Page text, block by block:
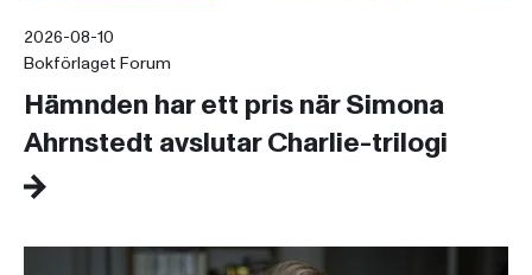
2026-08-10
Bokförlaget Forum
Hämnden har ett pris när Simona
Ahrnstedt avslutar Charlie-trilogi